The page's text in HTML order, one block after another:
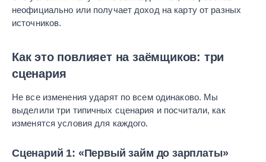
неофициально или получает доход на карту от разных
источников.
Как это повлияет на заёмщиков: три
сценария
Не все изменения ударят по всем одинаково. Мы
выделили три типичных сценария и посчитали, как
изменятся условия для каждого.
Сценарий 1: «Первый займ до зарплаты»